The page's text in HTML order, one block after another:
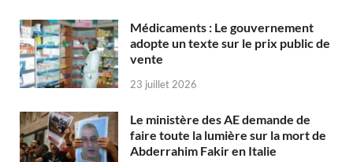
Médicaments : Le gouvernement
adopte un texte sur le prix public de
vente
23 juillet 2026
Le ministère des AE demande de
faire toute la lumière sur la mort de
Abderrahim Fakir en Italie